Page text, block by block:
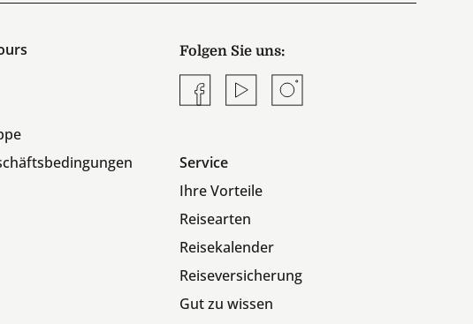
Folgen Sie uns:
FacebookYouTubeInstagram
Service
Ihre Vorteile
Reisearten
Reisekalender
Reiseversicherung
Gut zu wissen